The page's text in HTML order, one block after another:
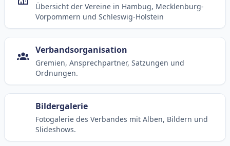
Übersicht der Vereine in Hambug, Mecklenburg-
Vorpommern und Schleswig-Holstein
Verbandsorganisation
Gremien, Ansprechpartner, Satzungen und
Ordnungen.
Bildergalerie
Fotogalerie des Verbandes mit Alben, Bildern und
Slideshows.